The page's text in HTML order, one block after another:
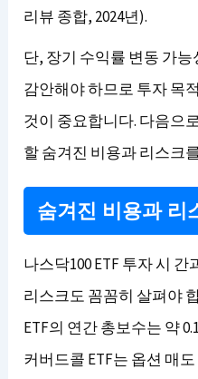
리뷰 종합, 2024년).
단, 장기 수익률 변동 가
감안해야 하므로 투자 목
것이 중요합니다. 다음으
할 숨겨진 비용과 리스크
숨겨진 비용과 리
나스닥100 ETF 투자 시
리스크도 꼼꼼히 살펴야
ETF의 연간 총보수는 약
커버드콜 ETF는 옵션 매